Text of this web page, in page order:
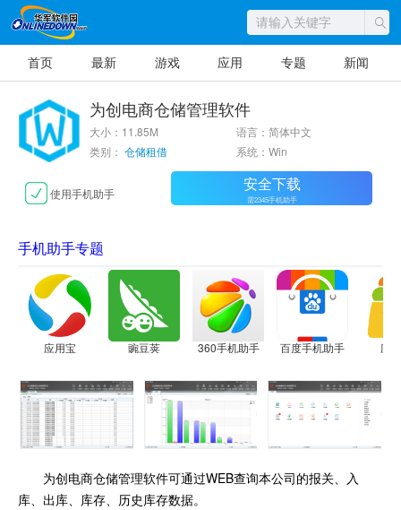
首页 最新 游戏 应用 专题 新闻
为创电商仓储管理软件
大小：11.85M
语言：简体中文
类别： 仓储租借 系统：Win
使用手机助手 安全下载
需2345手机助手
手机助手专题
应用宝 豌豆荚 360手机助手 百度手机助手 应
为创电商仓储管理软件可通过WEB查询本公司的报关、入
库、出库、库存、历史库存数据。